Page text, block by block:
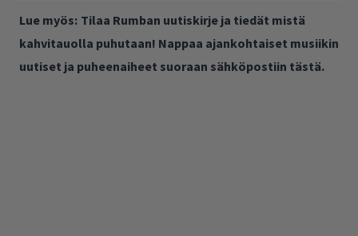
Lue myös: Tilaa Rumban uutiskirje ja tiedät mistä
kahvitauolla puhutaan! Nappaa ajankohtaiset musiikin
uutiset ja puheenaiheet suoraan sähköpostiin tästä.